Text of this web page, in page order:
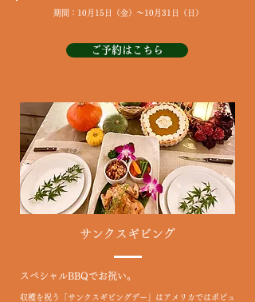
期間：10月15日（金）～10月31日（日）
ご予約はこちら
サンクスギビング
収穫を祝う「サンクスギビングデー」はアメリカではポピュ
スペシャルBBQでお祝い。